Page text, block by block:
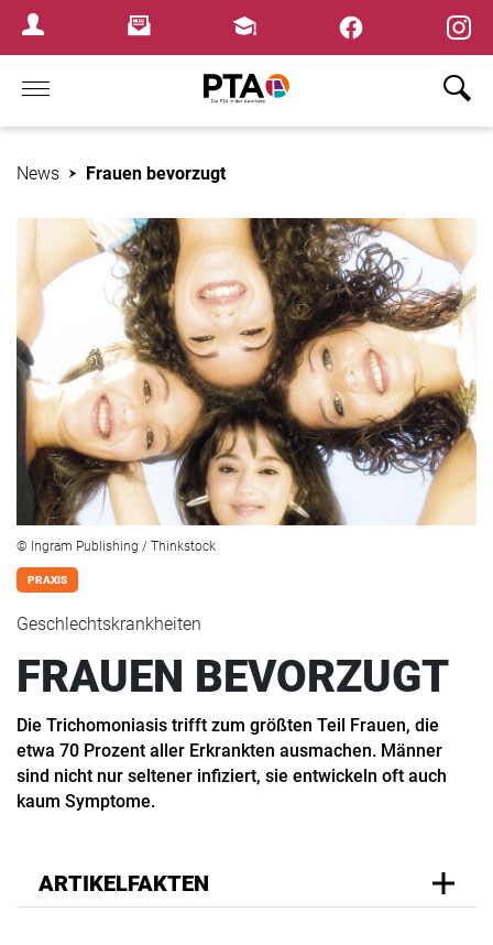
Login MenuNewsletterFortbildungen
Home
News Frauen bevorzugt
© Ingram Publishing / Thinkstock
PRAXIS
Geschlechtskrankheiten
FRAUEN BEVORZUGT
Die Trichomoniasis trifft zum größten Teil Frauen, die
etwa 70 Prozent aller Erkrankten ausmachen. Männer
sind nicht nur seltener infiziert, sie entwickeln oft auch
kaum Symptome.
ARTIKELFAKTEN
×